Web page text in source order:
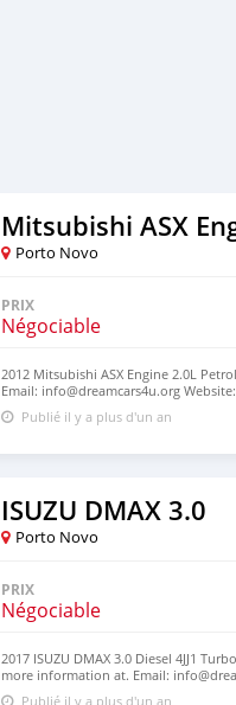
Mitsubishi ASX
Porto Novo
PRIX
Négociable
2012 Mitsubishi ASX Engine 2.0L
Email: info@dreamcars4u.org
+1(435)-276-7292.
Publié il y a plus d'un an
ISUZU DMAX 3.0
Porto Novo
PRIX
Négociable
2017 ISUZU DMAX 3.0 Diesel 4JJ1
more information at. Email:
https://dreamcars4u.org/ WhatsApp:
Publié il y a plus d'un an